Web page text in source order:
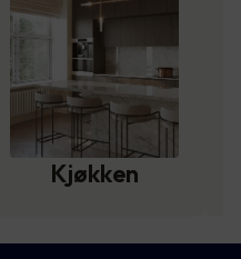
Kjøkken